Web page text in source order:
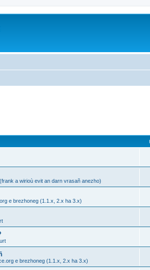
a wirioù evit an darn vrasañ anezho)
e brezhoneg (1.1.x, 2.x ha 3.x)
e brezhoneg (1.1.x, 2.x ha 3.x)